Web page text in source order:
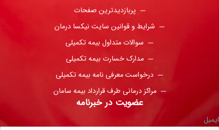
پربازدیدترین صفحات
شرایط و قوانین سایت نیکسا درمان
سوالات متداول بیمه تکمیلی
مدارک خسارت بیمه تکمیلی
درخواست معرفی نامه بیمه تکمیلی
مراکز درمانی طرف قرارداد بیمه سامان
عضویت در خبرنامه
ایمیل